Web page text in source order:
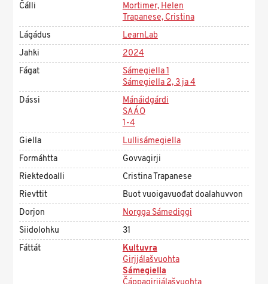
Čálli
Mortimer, Helen
Trapanese, Cristina
Lágádus
LearnLab
Jahki
2024
Fágat
Sámegiella 1
Sámegiella 2, 3 ja 4
Dássi
Mánáidgárdi
SAÁO
1-4
Giella
Lullisámegiella
Formáhtta
Govvagirji
Riektedoalli
Cristina Trapanese
Rievttit
Buot vuoigavuođat doalahuvvon
Dorjon
Norgga Sámediggi
Siidolohku
31
Fáttát
Kultuvra
Girjjálašvuohta
Sámegiella